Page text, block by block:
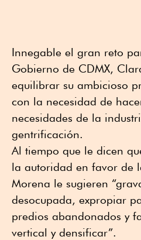
Innegable el gran reto
Gobierno de CDMX,
equilibrar su ambicioso
con la necesidad de
necesidades de la
gentrificación.
Al tiempo que le dicen
la autoridad en favor de
Morena le sugieren
desocupada, expropiar
predios abandonados y
vertical y densificar”.